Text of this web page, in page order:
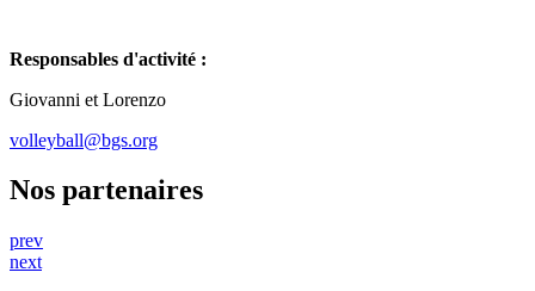
Responsables d'activité :
Giovanni et Lorenzo
volleyball@bgs.org
Nos partenaires
prev
next